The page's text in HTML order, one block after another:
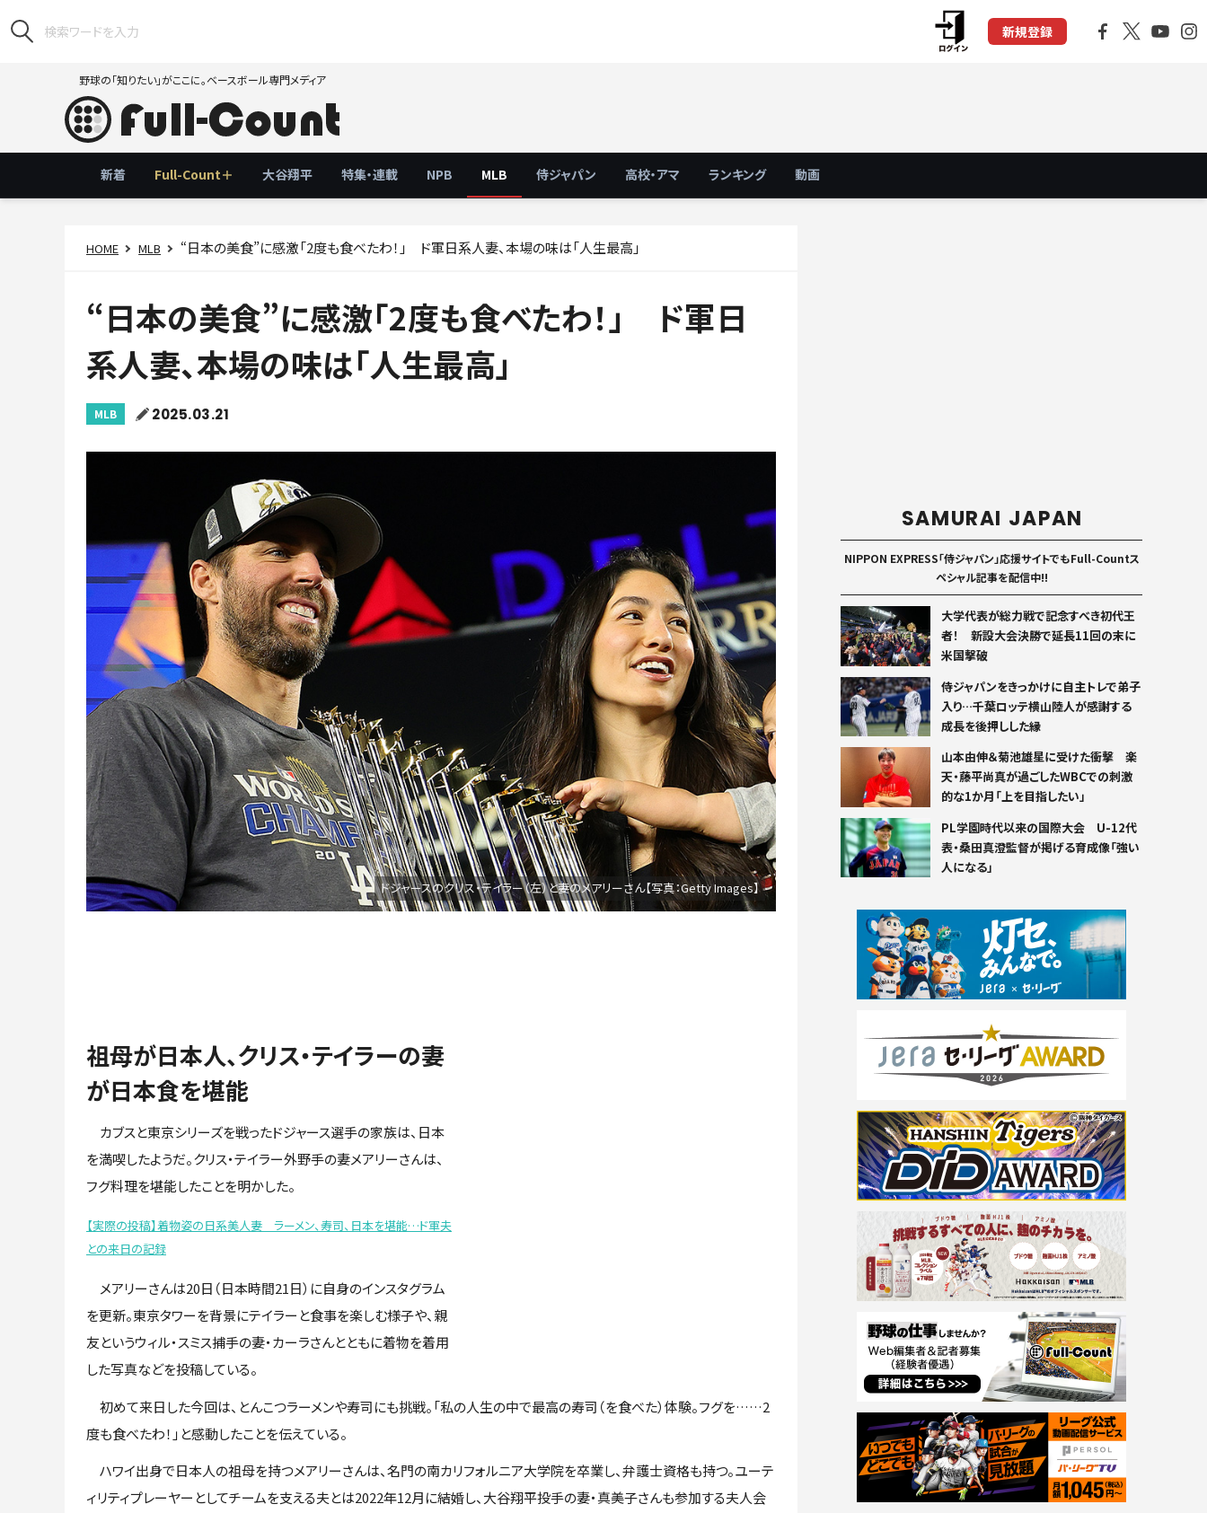
新規登録
野球の「知りたい」がここに。ベースボール専門メディア
新着 Full-Count＋ 大谷翔平 特集・連載 NPB MLB 侍ジャパン 高校・アマ ランキング 動画
HOME MLB “日本の美食”に感激「2度も食べたわ！」 ド軍日系人妻、本場の味は「人生最高」
“日本の美食”に感激「2度も食べたわ！」 ド軍日
系人妻、本場の味は「人生最高」
MLB 2025.03.21
ドジャースのクリス・テイラー（左）と妻のメアリーさん【写真：Getty Images】
祖母が日本人、クリス・テイラーの妻
が日本食を堪能
カブスと東京シリーズを戦ったドジャース選手の家族は、日本
を満喫したようだ。クリス・テイラー外野手の妻メアリーさんは、
フグ料理を堪能したことを明かした。
【実際の投稿】着物姿の日系美人妻 ラーメン、寿司、日本を堪能…ド軍夫
との来日の記録
メアリーさんは20日（日本時間21日）に自身のインスタグラム
を更新。東京タワーを背景にテイラーと食事を楽しむ様子や、親
友というウィル・スミス捕手の妻・カーラさんとともに着物を着用
した写真などを投稿している。
初めて来日した今回は、とんこつラーメンや寿司にも挑戦。「私の人生の中で最高の寿司（を食べた）体験。フグを……2
度も食べたわ！」と感動したことを伝えている。
ハワイ出身で日本人の祖母を持つメアリーさんは、名門の南カリフォルニア大学院を卒業し、弁護士資格も持つ。ユーテ
ィリティプレーヤーとしてチームを支える夫とは2022年12月に結婚し、大谷翔平投手の妻・真美子さんも参加する夫人会
SAMURAI JAPAN
NIPPON EXPRESS「侍ジャパン」応援サイトでもFull-Countス
ペシャル記事を配信中!!
大学代表が総力戦で記念すべき初代王
者！ 新設大会決勝で延長11回の末に
米国撃破
侍ジャパンをきっかけに自主トレで弟子
入り…千葉ロッテ横山陸人が感謝する
成長を後押しした縁
山本由伸＆菊池雄星に受けた衝撃 楽
天・藤平尚真が過ごしたWBCでの刺激
的な1か月「上を目指したい」
PL学園時代以来の国際大会 U-12代
表・桑田真澄監督が掲げる育成像「強い
人になる」